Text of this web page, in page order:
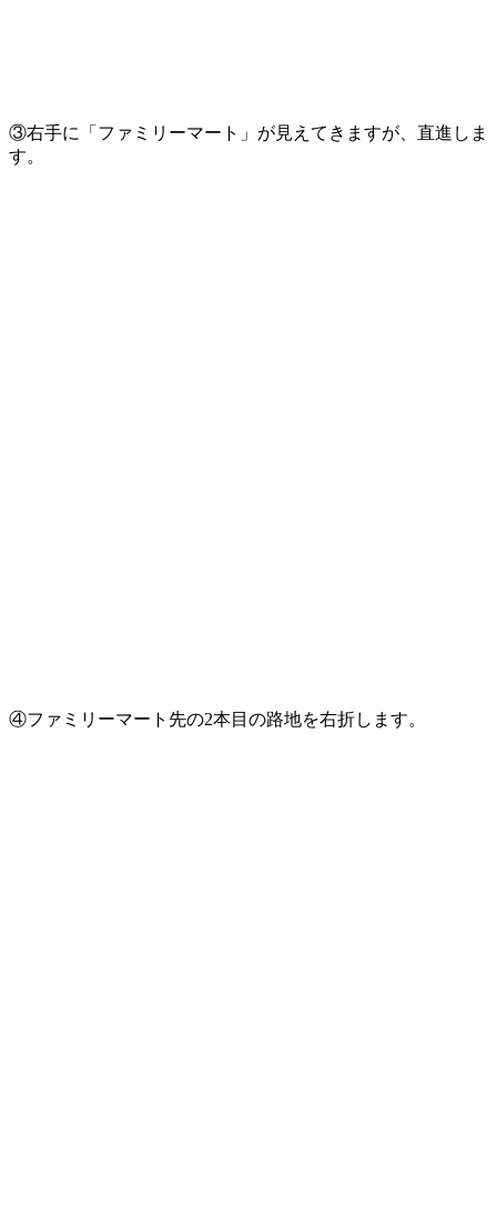
③右手に「ファミリーマート」が見えてきますが、直進しま
す。
④ファミリーマート先の2本目の路地を右折します。